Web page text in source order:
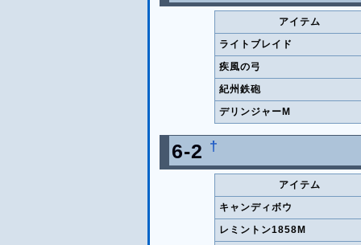
アイテム
ライトブレイド
疾風の弓
紀州鉄砲
デリンジャーM
6-2 †
アイテム
キャンディボウ
レミントン1858M